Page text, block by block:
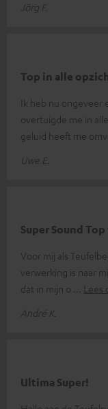
Jörg F.
Top in alle
Ik heb nu ongeveer
overtuigde me in
geluid heeft me
Uwe E.
Super Sound
Voor mij als
verwerking is naar
dat in mijn o
André K.
Ultima Super!